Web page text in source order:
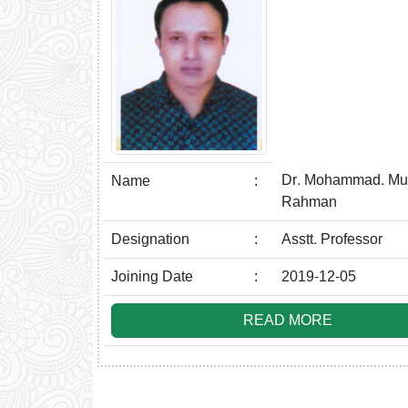
Name :
Dr. Mohammad.
Rahman
Designation : Asstt. Professor
Joining Date : 2019-12-05
READ MORE